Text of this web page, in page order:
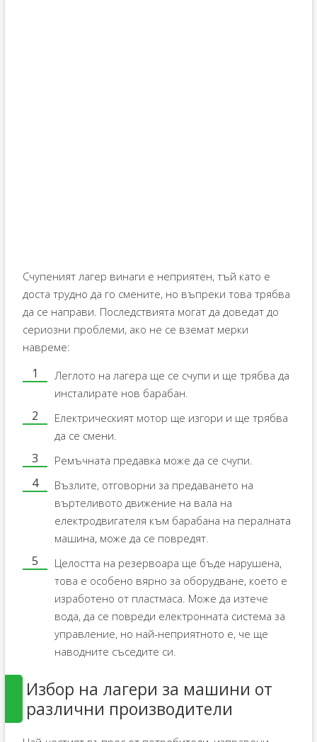
Счупеният лагер винаги е неприятен, тъй като е
доста трудно да го смените, но въпреки това трябва
да се направи. Последствията могат да доведат до
сериозни проблеми, ако не се вземат мерки
навреме:
Леглото на лагера ще се счупи и ще трябва да
инсталирате нов барабан.
Електрическият мотор ще изгори и ще трябва
да се смени.
Ремъчната предавка може да се счупи.
Възлите, отговорни за предаването на
въртеливото движение на вала на
електродвигателя към барабана на пералната
машина, може да се повредят.
Целостта на резервоара ще бъде нарушена,
това е особено вярно за оборудване, което е
изработено от пластмаса. Може да изтече
вода, да се повреди електронната система за
управление, но най-неприятното е, че ще
наводните съседите си.
Избор на лагери за машини от
различни производители